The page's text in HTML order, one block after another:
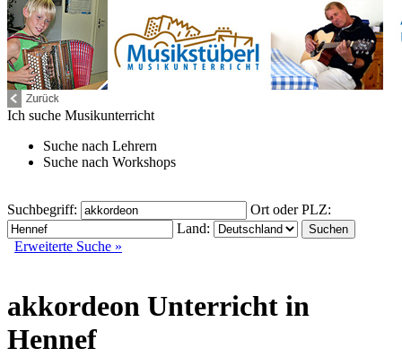
Ich suche Musikunterricht
Suche nach Lehrern
Suche nach Workshops
Suchbegriff:
Ort oder PLZ:
Land:
Erweiterte Suche »
akkordeon Unterricht in
Hennef